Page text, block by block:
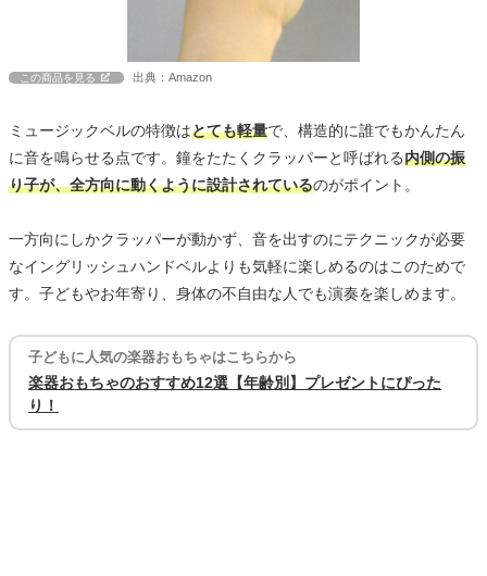
この商品を見る 出典：Amazon
ミュージックベルの特徴はとても軽量で、構造的に誰でもかんたん
に音を鳴らせる点です。鐘をたたくクラッパーと呼ばれる内側の振
り子が、全方向に動くように設計されているのがポイント。
一方向にしかクラッパーが動かず、音を出すのにテクニックが必要
なイングリッシュハンドベルよりも気軽に楽しめるのはこのためで
す。子どもやお年寄り、身体の不自由な人でも演奏を楽しめます。
子どもに人気の楽器おもちゃはこちらから
楽器おもちゃのおすすめ12選【年齢別】プレゼントにぴった
り！